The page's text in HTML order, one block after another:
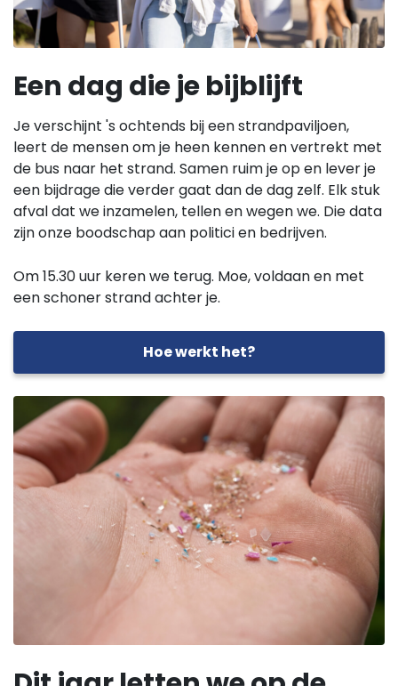
Een dag die je bijblijft
Je verschijnt 's ochtends bij een strandpaviljoen,
leert de mensen om je heen kennen en vertrekt met
de bus naar het strand. Samen ruim je op en lever je
een bijdrage die verder gaat dan de dag zelf. Elk stuk
afval dat we inzamelen, tellen en wegen we. Die data
zijn onze boodschap aan politici en bedrijven.
Om 15.30 uur keren we terug. Moe, voldaan en met
een schoner strand achter je.
Hoe werkt het?